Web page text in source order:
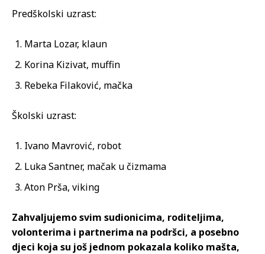
Predškolski uzrast:
Marta Lozar, klaun
Korina Kizivat, muffin
Rebeka Filaković, mačka
Školski uzrast:
Ivano Mavrović, robot
Luka Santner, mačak u čizmama
Aton Prša, viking
Zahvaljujemo svim sudionicima, roditeljima,
volonterima i partnerima na podršci, a posebno
djeci koja su još jednom pokazala koliko mašta,